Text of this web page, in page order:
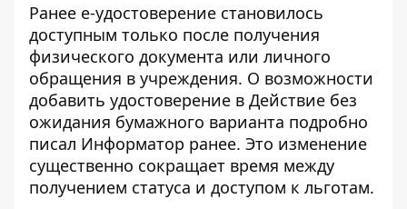
Ранее е-удостоверение становилось
доступным только после получения
физического документа или личного
обращения в учреждения. О возможности
добавить удостоверение в Действие без
ожидания бумажного варианта подробно
писал Информатор ранее. Это изменение
существенно сокращает время между
получением статуса и доступом к льготам.